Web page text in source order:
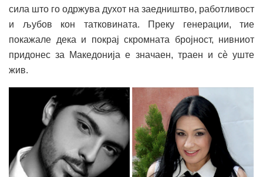
сила што го одржува духот на заедништво, работливост
и љубов кон татковината. Преку генерации, тие
покажале дека и покрај скромната бројност, нивниот
придонес за Македонија е значаен, траен и сè уште
жив.